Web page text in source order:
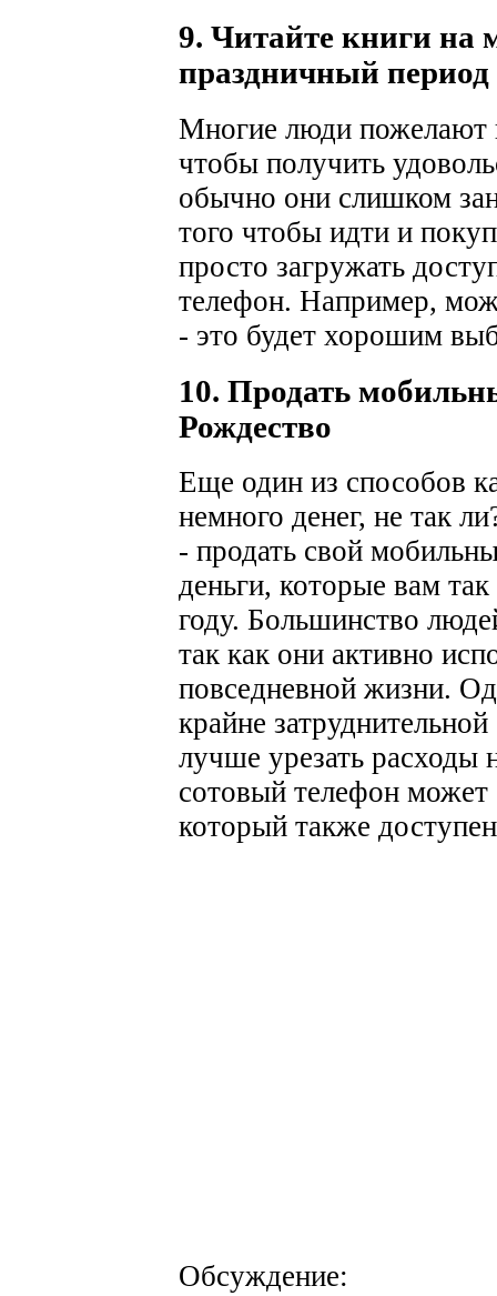
9. Читайте книги на
праздничный период
Многие люди пожелают
чтобы получить
обычно они слишком
того чтобы идти и
просто загружать
телефон. Например,
- это будет хорошим
10. Продать
Рождество
Еще один из способов
немного денег, не так
- продать свой
деньги, которые вам
году. Большинство
так как они активно
повседневной жизни.
крайне
лучше урезать расходы
сотовый телефон
который также
Обсуждение: